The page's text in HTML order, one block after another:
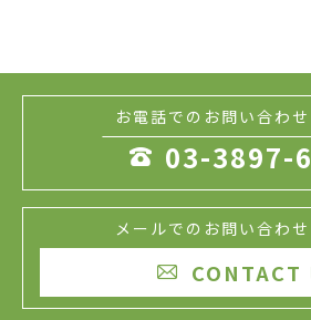
お電話でのお問い合わ
 03-3897-
メールでのお問い合わ
 CONTACT